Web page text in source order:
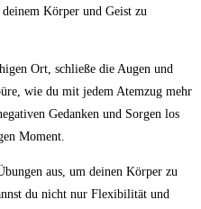
Körper und Geist zu
Ort, ​schließe‍ die Augen‍ und
wie‍ du mit jedem Atemzug mehr
Gedanken und ⁤Sorgen⁤ los
Moment.
aus,⁣ um deinen Körper zu
du ⁢nicht ⁢nur Flexibilität ⁣und